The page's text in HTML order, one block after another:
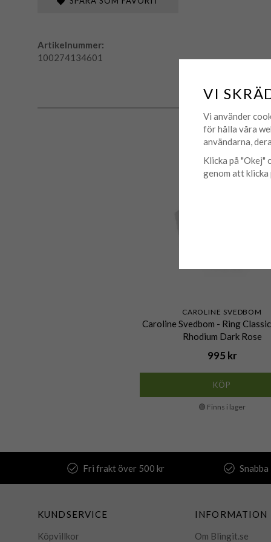
Artikelnummer:
100274134601
CAROLINE SVEDBOM
Caroline Svedbom - Ring
Rhodium Dark Rose
995 kr
KÖP
🟢 Finns i lager
Fri frakt över 500 kr
KUNDSERVICE
Köpvillkor
INFORMATION
Om Blingit.se
VI
Vi använder
för hålla våra
användarna,
Klicka på "Okej"
genom att